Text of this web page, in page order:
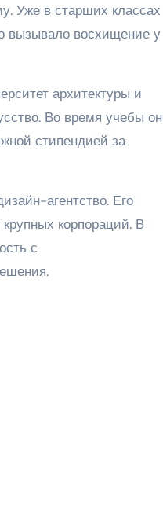
Уже в старших классах
вызывало восхищение у
архитектуры и
Во время учебы он
стипендией за
агентство. Его
корпораций. В
с